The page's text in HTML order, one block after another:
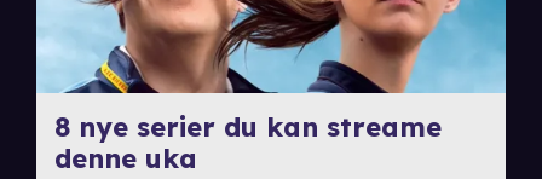
8 nye serier du kan streame
denne uka